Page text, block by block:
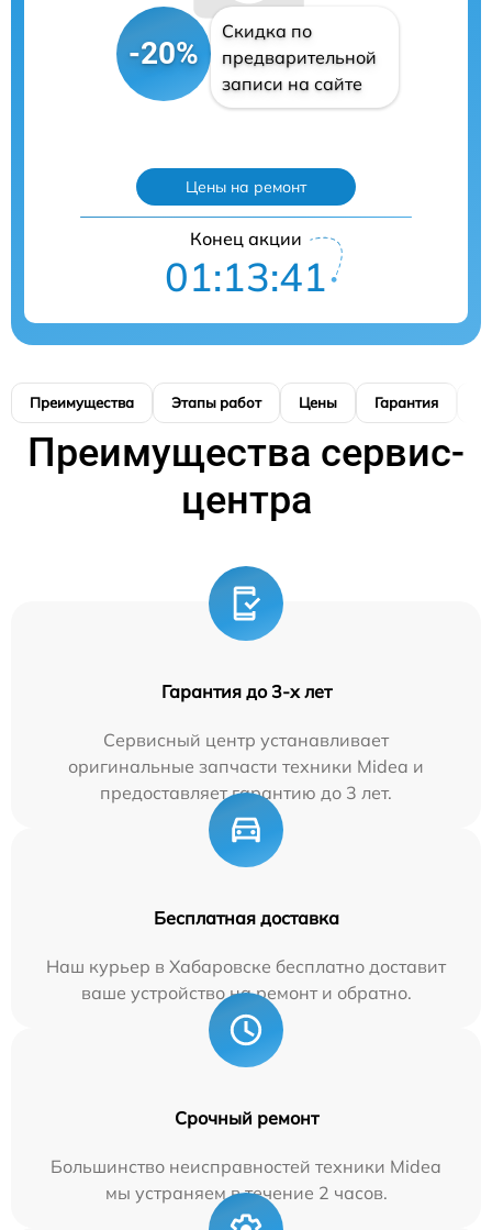
-20%
Скидка по
предварительной
записи на сайте
Цены на ремонт
Конец акции
01:13:40
Преимущества Этапы работ Цены Гарантия
Преимущества сервис-
центра
Гарантия до 3-х лет
Сервисный центр устанавливает
оригинальные запчасти техники Midea и
предоставляет гарантию до 3 лет.
Бесплатная доставка
Наш курьер в Хабаровске бесплатно доставит
ваше устройство на ремонт и обратно.
Срочный ремонт
Большинство неисправностей техники Midea
мы устраняем в течение 2 часов.